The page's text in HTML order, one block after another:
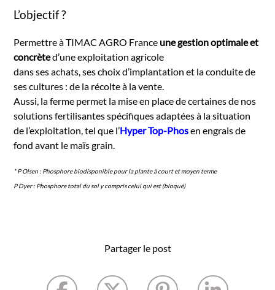
L’objectif ?
Permettre à TIMAC AGRO France une gestion optimale et
concrèted’une exploitation agricole
dans ses achats, ses choix d’implantation et la conduite de
ses cultures : de la récolte à la vente.
Aussi, la ferme permet la mise en place de certaines de nos
solutions fertilisantes spécifiques adaptées à la situation
de l’exploitation, tel que l’Hyper Top-Phosen engrais de
fond avant le maïs grain.
* P Olsen : Phosphore biodisponible pour la plante à court et moyen terme
P Dyer : Phosphore total du sol y compris celui qui est (bloqué)
Partager le post